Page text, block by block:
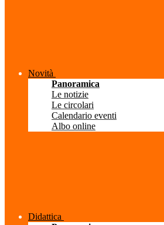
Novità
Panoramica
Le notizie
Le circolari
Calendario eventi
Albo online
Didattica